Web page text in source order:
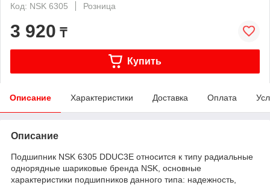
Код: NSK 6305
Розница
3 920 ₸
Купить
Описание Характеристики Доставка Оплата
Описание
Подшипник NSK 6305 DDUC3E относится к типу радиальные
однорядные шариковые бренда NSK, основные
характеристики подшипников данного типа: надежность,